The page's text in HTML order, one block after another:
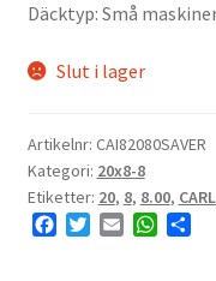
Däcktyp: Små
Slut i lager
Artikelnr: CAI82080SAVER
Kategori: 20x8-8
Etiketter: 20, 8, 8.00,
W